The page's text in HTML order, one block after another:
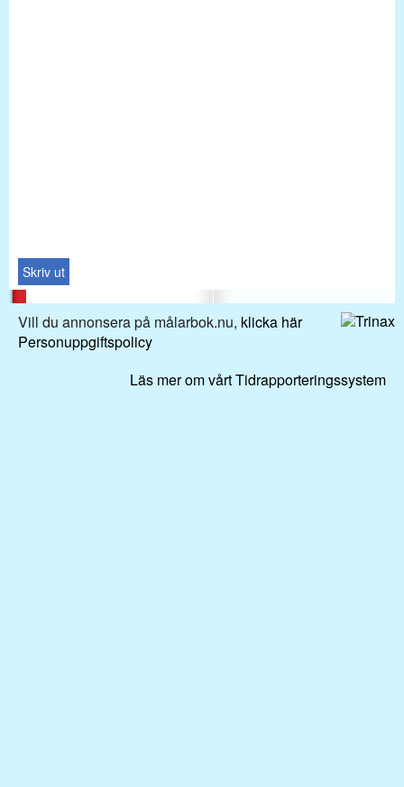
Skriv ut
Vill du annonsera på målarbok.nu, klicka här
Personuppgiftspolicy
Läs mer om vårt Tidrapporteringssystem